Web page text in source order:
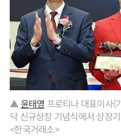
▲윤태영 프로티나 대표이사(
닥 신규상장 기념식에서 상장
<한국거래소>